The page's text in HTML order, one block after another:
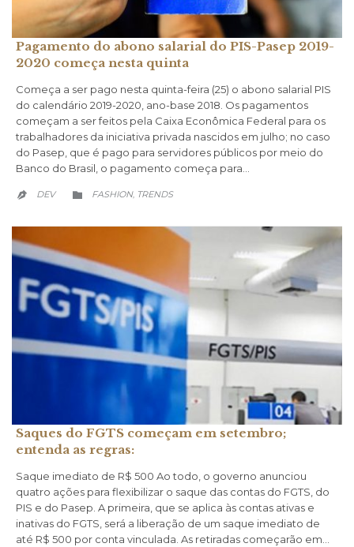
Pagamento do abono salarial do PIS-Pasep 2019-
2020 começa nesta quinta
Começa a ser pago nesta quinta-feira (25) o abono salarial PIS
do calendário 2019-2020, ano-base 2018. Os pagamentos
começam a ser feitos pela Caixa Econômica Federal para os
trabalhadores da iniciativa privada nascidos em julho; no caso
do Pasep, que é pago para servidores públicos por meio do
Banco do Brasil, o pagamento começa para…
 DEV  CATEGORY
FASHION, TRENDS
Saques do FGTS começam em setembro;
entenda as regras:
Saque imediato de R$ 500 Ao todo, o governo anunciou
quatro ações para flexibilizar o saque das contas do FGTS, do
PIS e do Pasep. A primeira, que se aplica às contas ativas e
inativas do FGTS, será a liberação de um saque imediato de
até R$ 500 por conta vinculada. As retiradas começarão em…